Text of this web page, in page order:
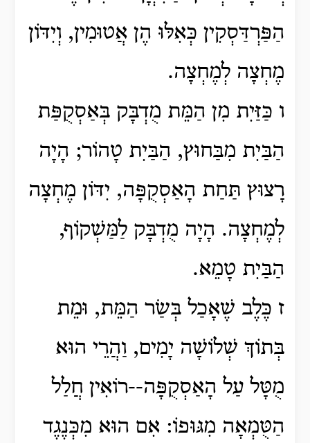
הַפַּרְדַּסְקִין כְּאִלּוּ הֶן אֲטוּמִין, וְיִדּוֹן
מֶחְצָה לְמֶחְצָה.
ו כַּזַּיִת מִן הַמֵּת מֻדְבָּק בְּאַסְקֻפַּת
הַבַּיִת מִבַּחוּץ, הַבַּיִת טָהוֹר; הָיָה
רָצוּץ תַּחַת הָאַסְקֻפָּה, יִדּוֹן מֶחְצָה
לְמֶחְצָה. הָיָה מֻדְבָּק לַמַּשְׁקוֹף,
הַבַּיִת טָמֵא.
ז כֶּלֶב שֶׁאָכַל בְּשַׂר הַמֵּת, וּמֵת
בְּתוֹךְ שְׁלוֹשָׁה יָמִים, וַהֲרֵי הוּא
מֻטָּל עַל הָאַסְקֻפָּה--רוֹאִין חֲלַל
הַטֻּמְאָה מִגּוּפוֹ: אִם הוּא מִכְּנֶגֶד